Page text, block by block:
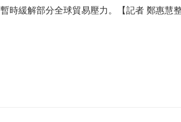
時緩解部分全球貿易壓力。【記者 鄭惠慧